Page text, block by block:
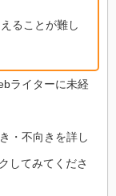
ることが難し
ライターに未経
・不向きを詳し
してみてくださ